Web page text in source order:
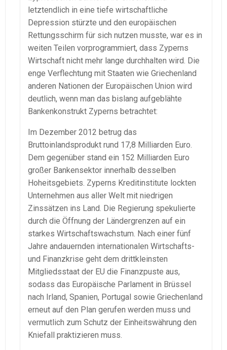
letztendlich in eine tiefe wirtschaftliche
Depression stürzte und den europäischen
Rettungsschirm für sich nutzen musste, war es in
weiten Teilen vorprogrammiert, dass Zyperns
Wirtschaft nicht mehr lange durchhalten wird. Die
enge Verflechtung mit Staaten wie Griechenland
anderen Nationen der Europäischen Union wird
deutlich, wenn man das bislang aufgeblähte
Bankenkonstrukt Zyperns betrachtet:
Im Dezember 2012 betrug das
Bruttoinlandsprodukt rund 17,8 Milliarden Euro.
Dem gegenüber stand ein 152 Milliarden Euro
großer Bankensektor innerhalb desselben
Hoheitsgebiets. Zyperns Kreditinstitute lockten
Unternehmen aus aller Welt mit niedrigen
Zinssätzen ins Land. Die Regierung spekulierte
durch die Öffnung der Ländergrenzen auf ein
starkes Wirtschaftswachstum. Nach einer fünf
Jahre andauernden internationalen Wirtschafts-
und Finanzkrise geht dem drittkleinsten
Mitgliedsstaat der EU die Finanzpuste aus,
sodass das Europäische Parlament in Brüssel
nach Irland, Spanien, Portugal sowie Griechenland
erneut auf den Plan gerufen werden muss und
vermutlich zum Schutz der Einheitswährung den
Kniefall praktizieren muss.